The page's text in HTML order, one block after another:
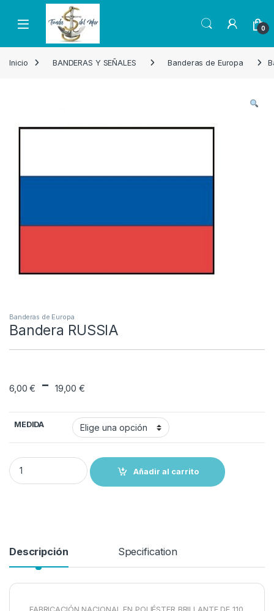
Skip to navigation
Skip to content
Open 0
Inicio BANDERAS Y SEÑALES Banderas de Europa
Banderas de Europa
Bandera RUSSIA
6,00€ - 19,00€Rango de precios:
MEDIDA
Bandera RUSSIA quantity
Añadir al carrito
Descripción Specification